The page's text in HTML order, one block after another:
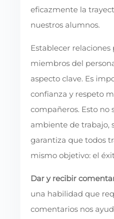
eficazmente la
nuestros alumnos.
Establecer
miembros del
aspecto clave. Es
confianza y respeto
compañeros. Esto no
ambiente de trabajo,
garantiza que todos
mismo objetivo: el
Dar y recibir
una habilidad que
comentarios nos